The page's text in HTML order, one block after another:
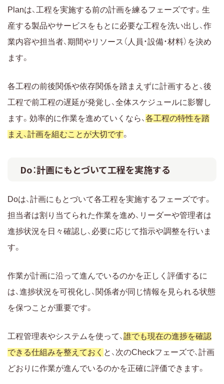
Planは、工程を実施する前の計画を練るフェーズです。生
産する製品やサービスをもとに必要な工程を洗い出し、作
業内容や担当者、期間やリソース（人員・設備・材料）を決め
ます。
各工程の前後関係や依存関係を踏まえずに計画すると、後
工程で前工程の遅延が発覚し、全体スケジュールに影響し
ます。効率的に作業を進めていくなら、 各工程の特性を踏
まえ、計画を組むことが大切です。
Do：計画にもとづいて工程を実施する
Doは、計画にもとづいて各工程を実施するフェーズです。
担当者は割り当てられた作業を進め、リーダーや管理者は
進捗状況を日々確認し、必要に応じて指示や調整を行いま
す。
作業が計画に沿って進んでいるのかを正しく評価するに
は、進捗状況を可視化し、関係者が同じ情報を見られる状態
を保つことが重要です。
工程管理表やシステムを使って、 誰でも現在の進捗を確認
できる仕組みを整えておく と、次のCheckフェーズで、計画
どおりに作業が進んでいるのかを正確に評価できます。